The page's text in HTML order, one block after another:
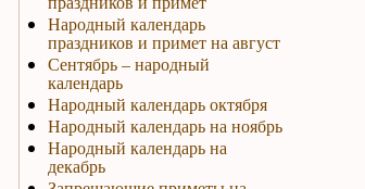
Народный календарь
праздников и примет на август
Сентябрь – народный
календарь
Народный календарь октября
Народный календарь на ноябрь
Народный календарь на
декабрь